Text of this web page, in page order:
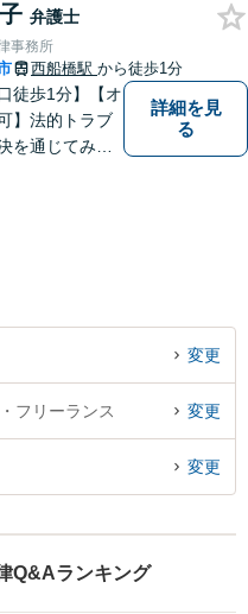
野法律事務所
談下さい。
弁護士
事務所
西船橋駅 から徒歩1分
徒歩1分】【オ
】法的トラブ
を通じてみな
詳細を見
る
変更
フリーランス 変更
変更
Q&Aランキング